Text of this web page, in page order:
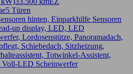
5 Türen
hinten, Einparkhilfe Sensoren
up display, LED, LED
Lordosenstütze, Panoramadach,
Schiebedach, Sitzheizung,
Totwinkel-Assistent,
Voll-LED Scheinwerfer